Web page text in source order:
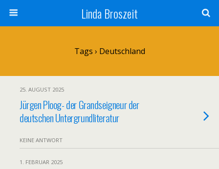
Linda Broszeit
Tags › Deutschland
25. AUGUST 2025
Jürgen Ploog- der Grandseigneur der
deutschen Untergrundliteratur
KEINE ANTWORT
1. FEBRUAR 2025